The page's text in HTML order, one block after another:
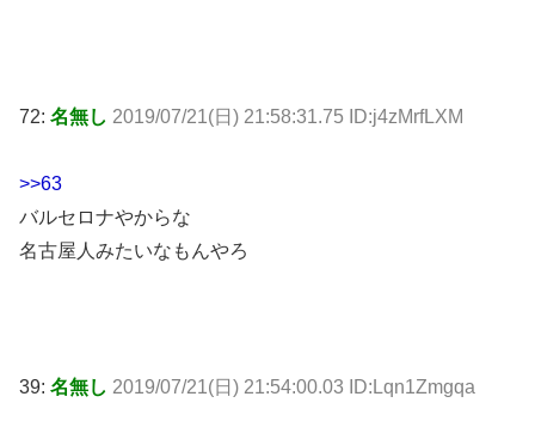
72: 名無し 2019/07/21(日) 21:58:31.75 ID:j4zMrfLXM
>>63
バルセロナやからな
名古屋人みたいなもんやろ
39: 名無し 2019/07/21(日) 21:54:00.03 ID:Lqn1Zmgqa